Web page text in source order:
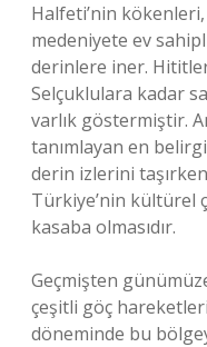
Halfeti’nin
medeniyete ev
derinlere iner.
Selçuklulara kadar
varlık göstermiştir.
tanımlayan en
derin izlerini
Türkiye’nin kültürel
kasaba olmasıdır.
Geçmişten
çeşitli göç
döneminde bu